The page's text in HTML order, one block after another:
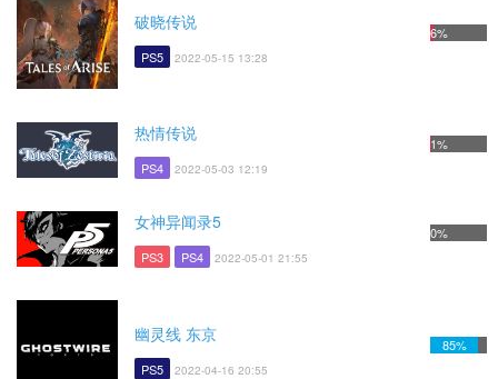
破晓传说
PS5 2022-05-15 13:28
6%
热情传说
PS4 2022-05-03 12:19
1%
女神异闻录5
PS3 PS4 2022-05-01 21:55
0%
幽灵线 东京
PS5 2022-04-16 20:55
85%